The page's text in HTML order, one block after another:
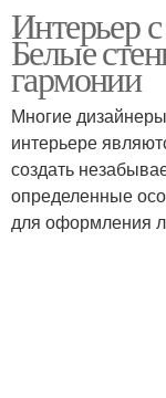
Интерьер
Белые
гармонии
Многие
интерьере
создать
определенные
для оформления